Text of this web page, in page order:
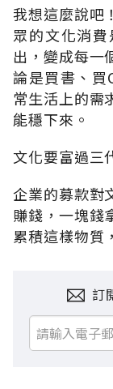
我想這麼說吧
眾的文化消
出，變成每一
論是買書、買
常生活上的需
能穩下來。
文化要富過三
企業的募款對
賺錢，一塊錢
累積這樣物質
訂